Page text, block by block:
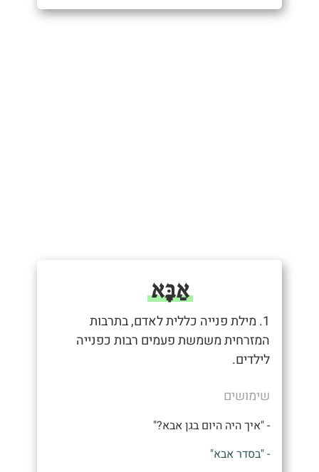
אַבָּא
1. מילת פנייה כללית לאדם, בתרבות
המזרחית משמשת פעמים רבות כפנייה
לילדים.
שימושים
- "איך היה היום בגן אבא?"
- "בסדר אבא"